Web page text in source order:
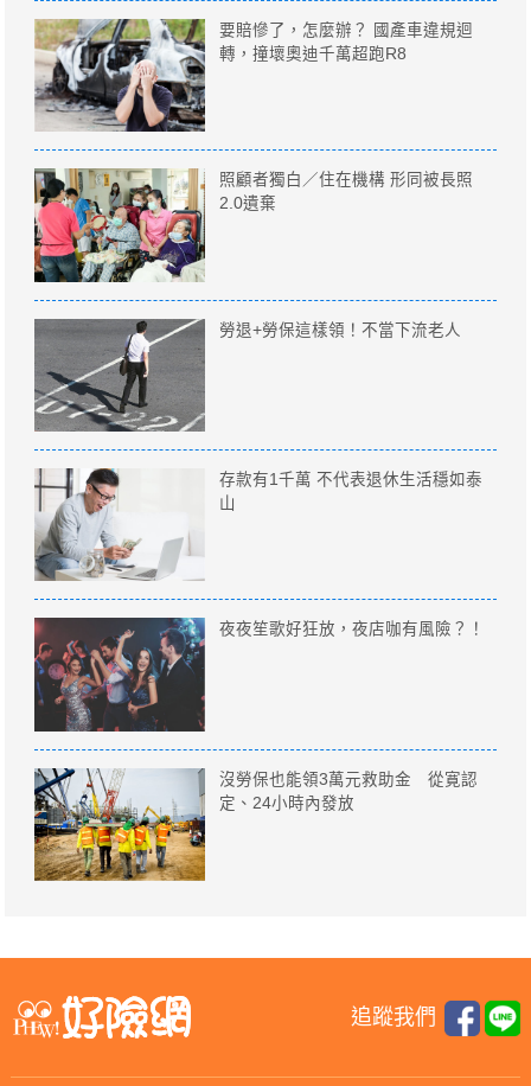
要賠慘了，怎麼辦？ 國產車違規迴
轉，撞壞奧迪千萬超跑R8
照顧者獨白／住在機構 形同被長照
2.0遺棄
勞退+勞保這樣領！不當下流老人
存款有1千萬 不代表退休生活穩如泰
山
夜夜笙歌好狂放，夜店咖有風險？！
沒勞保也能領3萬元救助金 從寛認
定、24小時內發放
追蹤我們